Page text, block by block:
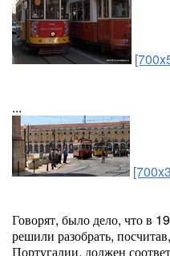
...
Говорят, было дело, что в
решили разобрать,
Португалии, должен